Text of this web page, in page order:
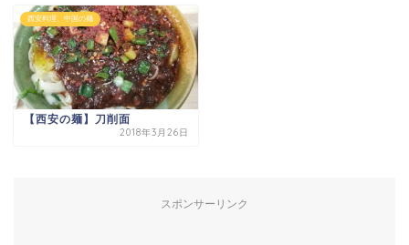
西安料理、中国の麺
【西安の麺】刀削面
2018年3月26日
スポンサーリンク